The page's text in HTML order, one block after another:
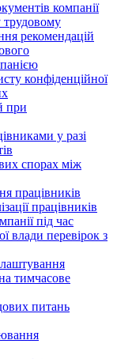
компанії
трудовому
рекомендацій
конфіденційної
при
у разі
спорах між
працівників
працівників
під час
влади перевірок з
тимчасове
питань